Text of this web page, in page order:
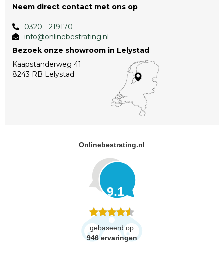
Neem direct contact met ons op
0320 - 219170
info@onlinebestrating.nl
Bezoek onze showroom in Lelystad
Kaapstanderweg 41
8243 RB Lelystad
Onlinebestrating.nl
9.1
gebaseerd op
946 ervaringen